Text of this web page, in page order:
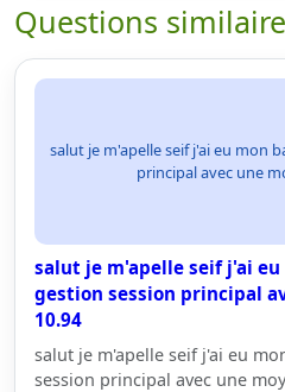
Questions
salut je m'apelle seif j'ai eu mon
principal avec une
salut je m'apelle seif j'ai eu
gestion session principal
10.94
salut je m'apelle seif j'ai eu
session principal avec une